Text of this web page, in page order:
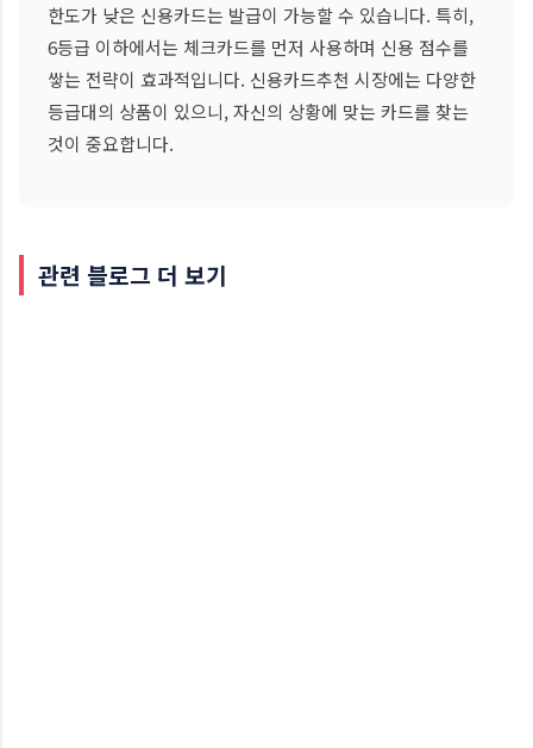
한도가 낮은 신용카드는 발급이 가능할 수 있습니다. 특히,
6등급 이하에서는 체크카드를 먼저 사용하며 신용 점수를
쌓는 전략이 효과적입니다. 신용카드추천 시장에는 다양한
등급대의 상품이 있으니, 자신의 상황에 맞는 카드를 찾는
것이 중요합니다.
관련 블로그 더 보기